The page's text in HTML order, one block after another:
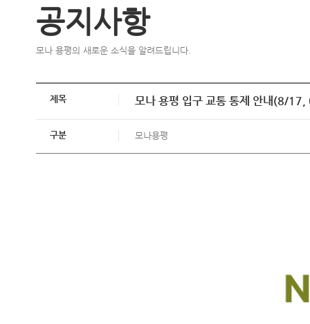
공지사항
모나 용평의 새로운 소식을 알려드립니다.
제목 모나 용평 입구 교통 통제 안내(8/
구분 모나용평